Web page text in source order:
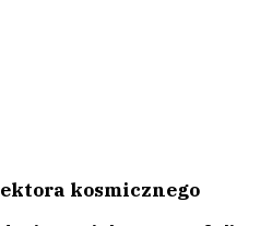
kosmicznego